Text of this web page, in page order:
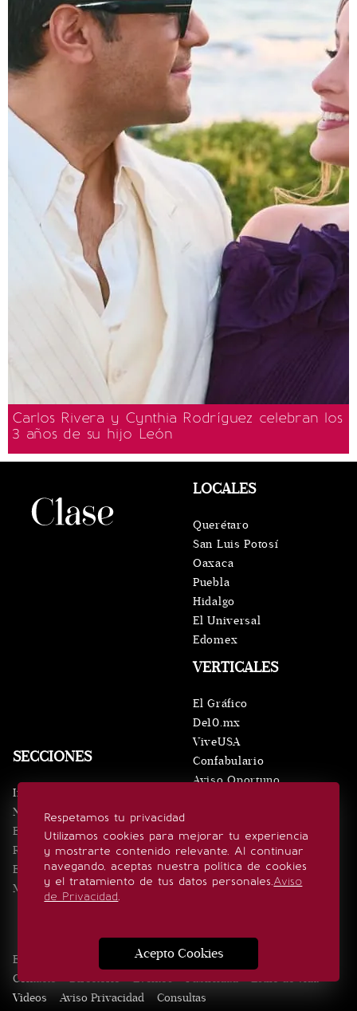
Carlos Rivera y Cynthia Rodríguez celebran los
3 años de su hijo León
Respetamos tu privacidad
Utilizamos cookies para mejorar tu experiencia
y mostrarte contenido relevante. Al continuar
navegando, aceptas nuestra política de cookies
y el tratamiento de tus datos personales.Aviso
de Privacidad.
Acepto Cookies
SECCIONES
Inicio
Noticias
Eventos
Realeza
Estilo de vida
Minuto x Minuto
VERTICALES
El Gráfico
De10.mx
ViveUSA
Confabulario
Aviso Oportuno
LOCALES
Querétaro
San Luis Potosí
Oaxaca
Puebla
Hidalgo
El Universal
Edomex
SÍGUENOS
Edición Impresa Noticias Quiénes somos
Contacto
Directorio Eventos Publicidad
Estilo de vida
Videos
Aviso Privacidad Consultas